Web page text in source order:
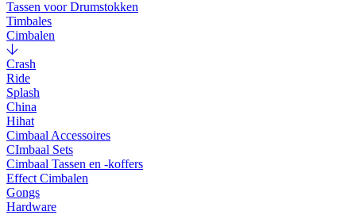
Tassen voor Drumstokken
Timbales
Cimbalen
Crash
Ride
Splash
China
Hihat
Cimbaal Accessoires
CImbaal Sets
Cimbaal Tassen en -koffers
Effect Cimbalen
Gongs
Hardware